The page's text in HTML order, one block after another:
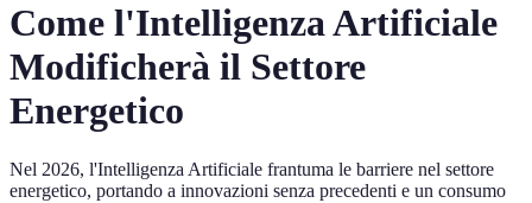
Come l'Intelligenza Artificiale
Modificherà il Settore
Energetico
Nel 2026, l'Intelligenza Artificiale frantuma le barriere nel settore
energetico, portando a innovazioni senza precedenti e un consumo